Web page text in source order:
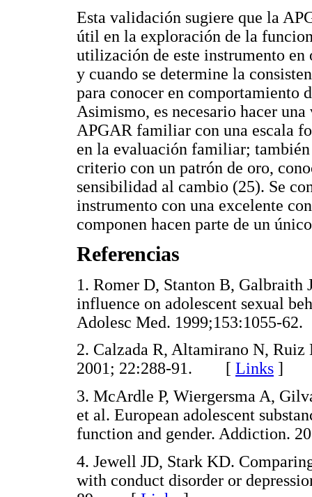
Esta validación sugiere que la
útil en la exploración de la
utilización de este instrumento en
y cuando se determine la
para conocer en comportamiento
Asimismo, es necesario hacer
APGAR familiar con una escala
en la evaluación familiar;
criterio con un patrón de oro,
sensibilidad al cambio (25). Se
instrumento con una excelente
componen hacen parte de un
Referencias
1. Romer D, Stanton B,
influence on adolescent sexual
Adolesc Med.
2. Calzada R, Altamirano N,
2001; 22:288-91. [ Links ]
3. McArdle P, Wiergersma A,
et al. European adolescent
function and gender.
4. Jewell JD, Stark KD.
with conduct disorder or